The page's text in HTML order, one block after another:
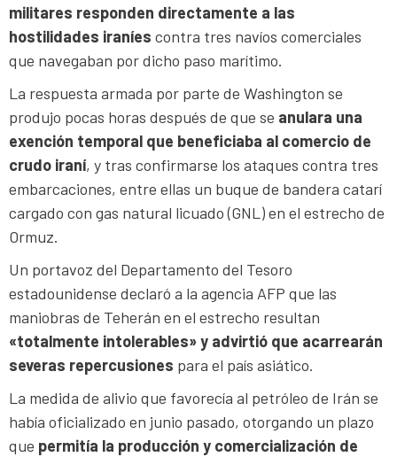
militares responden directamente a las
hostilidades iraníes contra tres navíos comerciales
que navegaban por dicho paso marítimo.
La respuesta armada por parte de Washington se
produjo pocas horas después de que se anulara una
exención temporal que beneficiaba al comercio de
crudo iraní, y tras confirmarse los ataques contra tres
embarcaciones, entre ellas un buque de bandera catarí
cargado con gas natural licuado (GNL) en el estrecho de
Ormuz.
Un portavoz del Departamento del Tesoro
estadounidense declaró a la agencia AFP que las
maniobras de Teherán en el estrecho resultan
«totalmente intolerables» y advirtió que acarrearán
severas repercusiones para el país asiático.
La medida de alivio que favorecía al petróleo de Irán se
había oficializado en junio pasado, otorgando un plazo
que permitía la producción y comercialización de